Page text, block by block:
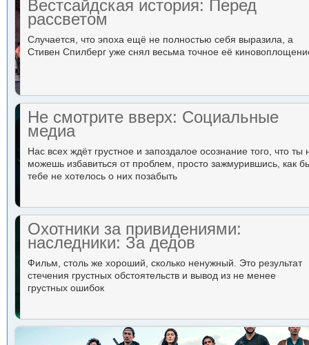
Вестсайдская история: Перед
рассветом
Случается, что эпоха ещё не полностью себя выразила, а
Стивен Спилберг уже снял весьма точное её
Не смотрите вверх: Социальные
медиа
Нас всех ждёт грустное и запоздалое осознание того, что ты
можешь избавиться от проблем, просто зажмурившись, как
тебе не хотелось о них позабыть
Охотники за привидениями:
наследники: За дедов
Фильм, столь же хороший, сколько ненужный. Это результат
стечения грустных обстоятельств и вывод из не менее
грустных ошибок